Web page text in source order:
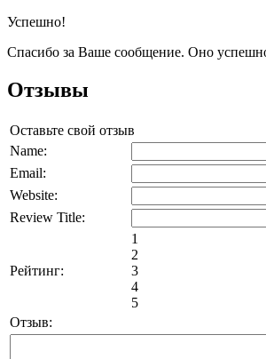
Успешно!
Спасибо за Ваше сообщение. Оно
Отзывы
Оставьте свой отзыв
Name:
Email:
Website:
Review Title:
Рейтинг:
1
2
3
4
5
Отзыв: